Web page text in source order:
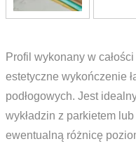
Profil wykonany w
estetyczne wykończenie
podłogowych. Jest
wykładzin z parkietem
ewentualną różnicę